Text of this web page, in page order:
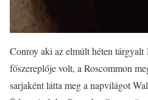
Conroy aki az elmúlt héten tárgyalt
főszereplője volt, a Roscommon
sarjaként látta meg a napvilágot